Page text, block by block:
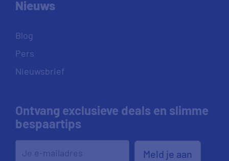
Nieuws
Blog
Pers
Nieuwsbrief
Ontvang exclusieve deals en slimme
bespaartips
Meld je aan